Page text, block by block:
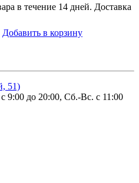
в течение 14 дней. Доставка
Добавить в корзину
51)
9:00 до 20:00, Сб.-Вс. с 11:00